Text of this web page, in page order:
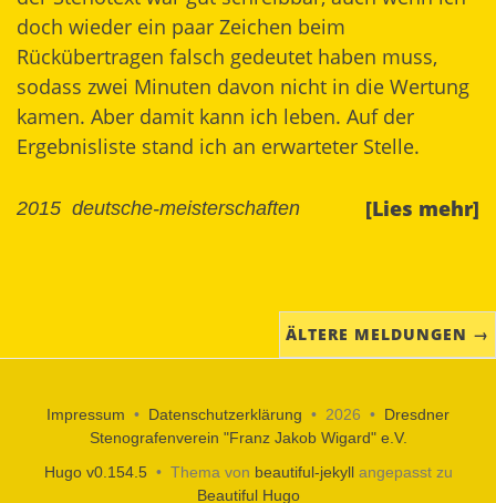
doch wieder ein paar Zeichen beim
Rückübertragen falsch gedeutet haben muss,
sodass zwei Minuten davon nicht in die Wertung
kamen. Aber damit kann ich leben. Auf der
Ergebnisliste stand ich an erwarteter Stelle.
[Lies mehr]
2015 deutsche-meisterschaften
ÄLTERE MELDUNGEN →
Impressum • Datenschutzerklärung • 2026 • Dresdner
Stenografenverein "Franz Jakob Wigard" e.V.
Hugo v0.154.5 • Thema von beautiful-jekyllangepasst zu
Beautiful Hugo